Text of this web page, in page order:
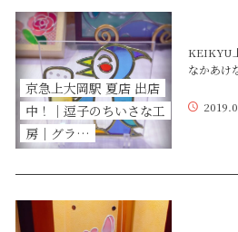
京急上大岡駅 夏店 出店
中！｜逗子のちいさな工
房｜グラ…
KEIKYU
なかあけ